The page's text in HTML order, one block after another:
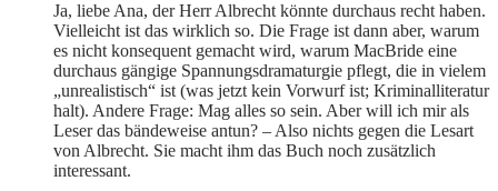
Ja, liebe Ana, der Herr Albrecht könnte durchaus recht haben.
Vielleicht ist das wirklich so. Die Frage ist dann aber, warum
es nicht konsequent gemacht wird, warum MacBride eine
durchaus gängige Spannungsdramaturgie pflegt, die in vielem
„unrealistisch“ ist (was jetzt kein Vorwurf ist; Kriminalliteratur
halt). Andere Frage: Mag alles so sein. Aber will ich mir als
Leser das bändeweise antun? – Also nichts gegen die Lesart
von Albrecht. Sie macht ihm das Buch noch zusätzlich
interessant.